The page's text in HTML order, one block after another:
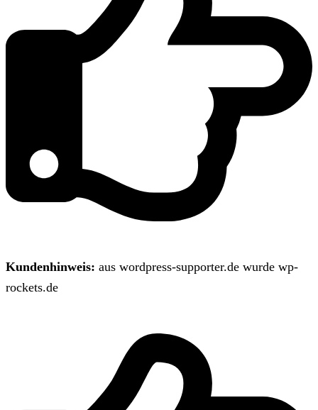
Kundenhinweis: aus wordpress-supporter.de wurde wp-
rockets.de